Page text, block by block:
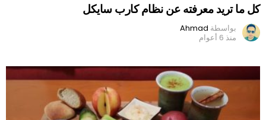
كل ما تريد معرفته عن نظام كارب سايكل
بواسطة Ahmad
منذ 6 أعوام